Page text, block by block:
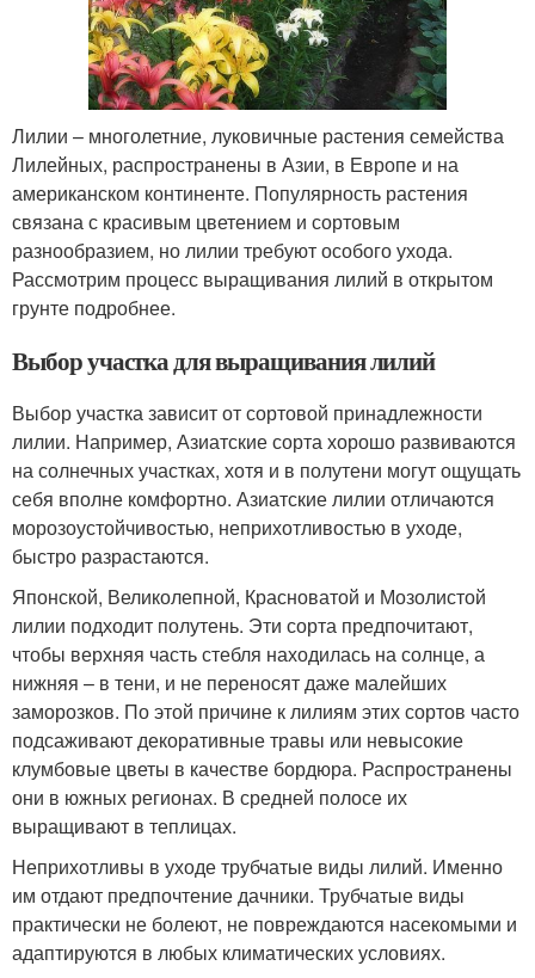
Лилии – многолетние, луковичные растения семейства
Лилейных, распространены в Азии, в Европе и на
американском континенте. Популярность растения
связана с красивым цветением и сортовым
разнообразием, но лилии требуют особого ухода.
Рассмотрим процесс выращивания лилий в открытом
грунте подробнее.
Выбор участка для выращивания лилий
Выбор участка зависит от сортовой принадлежности
лилии. Например, Азиатские сорта хорошо развиваются
на солнечных участках, хотя и в полутени могут ощущать
себя вполне комфортно. Азиатские лилии отличаются
морозоустойчивостью, неприхотливостью в уходе,
быстро разрастаются.
Японской, Великолепной, Красноватой и Мозолистой
лилии подходит полутень. Эти сорта предпочитают,
чтобы верхняя часть стебля находилась на солнце, а
нижняя – в тени, и не переносят даже малейших
заморозков. По этой причине к лилиям этих сортов часто
подсаживают декоративные травы или невысокие
клумбовые цветы в качестве бордюра. Распространены
они в южных регионах. В средней полосе их
выращивают в теплицах.
Неприхотливы в уходе трубчатые виды лилий. Именно
им отдают предпочтение дачники. Трубчатые виды
практически не болеют, не повреждаются насекомыми и
адаптируются в любых климатических условиях.